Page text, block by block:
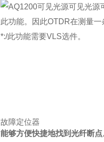
可见光源
此功能。因此OTDR在测量一
*:/此功能需要VLS选件。
故障定位器
能够方便快捷地找到光纤断点